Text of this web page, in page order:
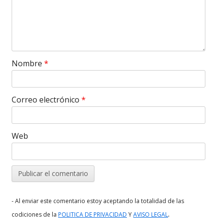
Nombre *
Correo electrónico *
Web
- Al enviar este comentario estoy aceptando la totalidad de las
codiciones de la POLITICA DE PRIVACIDAD YAVISO LEGAL.